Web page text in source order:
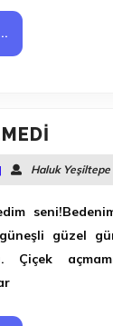
Oku...
| Haluk Yeşiltepe
güzel
Çiçek